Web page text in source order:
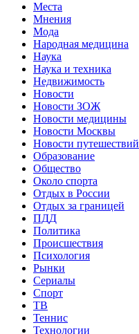
Места
Мнения
Мода
Народная медицина
Наука
Наука и техника
Недвижимость
Новости
Новости ЗОЖ
Новости медицины
Новости Москвы
Новости путешествий
Образование
Общество
Около спорта
Отдых в России
Отдых за границей
ПДД
Политика
Происшествия
Психология
Рынки
Сериалы
Спорт
ТВ
Теннис
Технологии